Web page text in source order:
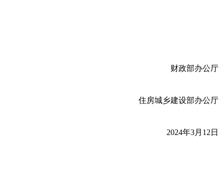
财政部办公厅
住房城乡建设部办公厅
2024年3月12日